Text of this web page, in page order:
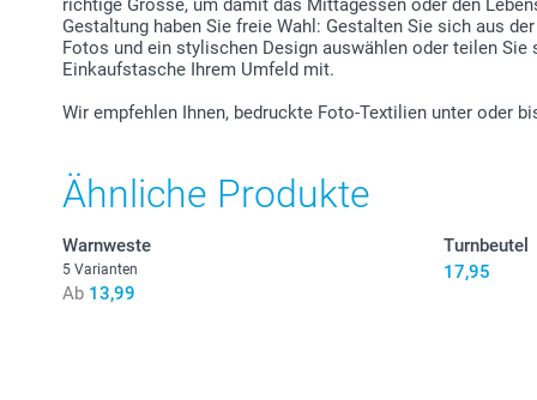
richtige Grösse, um damit das Mittagessen oder den
Gestaltung haben Sie freie Wahl: Gestalten Sie sich aus
Fotos und ein stylischen Design auswählen oder teilen
Einkaufstasche Ihrem Umfeld mit.
Wir empfehlen Ihnen, bedruckte Foto-Textilien unter oder
Ähnliche Produkte
Warnweste
5 Varianten
Ab 13,99
Turnbeutel
17,95